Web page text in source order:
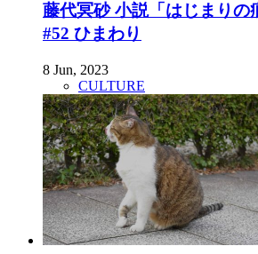
藤代冥砂 小説「はじまり
#52 ひまわり
8 Jun, 2023
CULTURE